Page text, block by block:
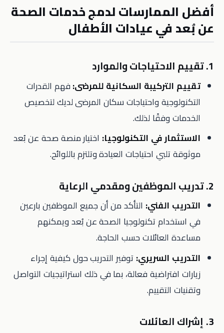
أفضل الممارسات لدمج خدمات الصحة
عن بُعد في عيادات الأطفال
1. تقييم الاحتياجات والموارد
تقييم التركيبة السكانية للمرضى:فهم القدرات
التكنولوجية واحتياجات سكان المرضى لديك لتخصيص
الخدمات وفقًا لذلك.
الاستثمار في التكنولوجيا: اختيار منصة صحة عن بُعد
موثوقة تلبي احتياجات العيادة وتلتزم باللوائح.
2. تدريب الموظفين ومقدمي الرعاية
التدريب الفني: التأكد من أن جميع الموظفين بارعين
في استخدام تكنولوجيا الصحة عن بُعد ويمكنهم
مساعدة العائلات حسب الحاجة.
التدريب السريري: توفير التدريب حول كيفية إجراء
زيارات افتراضية فعالة، بما في ذلك استراتيجيات التواصل
وتقنيات التقييم.
3. إشراك العائلات